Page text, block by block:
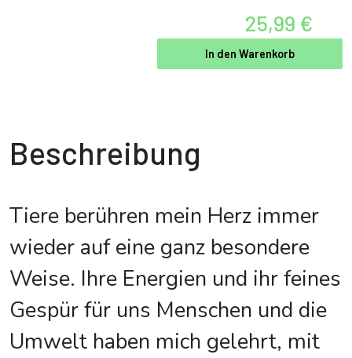
25,99 €
In den Warenkorb
Beschreibung
Tiere berühren mein Herz immer
wieder auf eine ganz besondere
Weise. Ihre Energien und ihr feines
Gespür für uns Menschen und die
Umwelt haben mich gelehrt, mit